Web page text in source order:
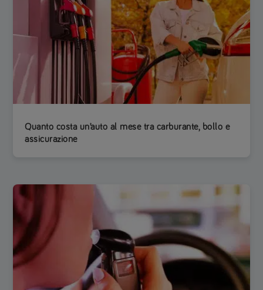
Quanto costa un’auto al mese tra carburante, bollo e
assicurazione